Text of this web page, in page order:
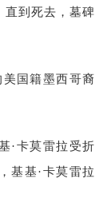
直到死去，墓碑
美国籍墨西哥裔
·卡莫雷拉受折
基基·卡莫雷拉